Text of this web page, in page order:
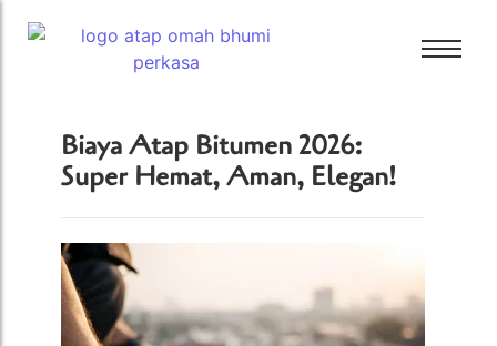
Bali Bitumen
Bali Bitumen
Tamko
Tarkey
Biaya Atap Bitumen 2026:
Super Hemat, Aman, Elegan!